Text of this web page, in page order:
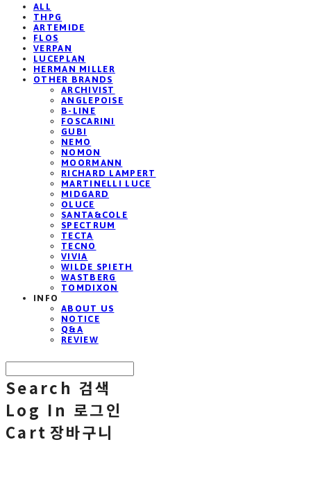
ALL
THPG
ARTEMIDE
FLOS
VERPAN
LUCEPLAN
HERMAN MILLER
OTHER BRANDS
ARCHIVIST
ANGLEPOISE
B-LINE
FOSCARINI
GUBI
NEMO
NOMON
MOORMANN
RICHARD LAMPERT
MARTINELLI LUCE
MIDGARD
OLUCE
SANTA&COLE
SPECTRUM
TECTA
TECNO
VIVIA
WILDE SPIETH
WASTBERG
TOMDIXON
INFO
ABOUT US
NOTICE
Q&A
REVIEW
Search 검색
Log In 로그인
Cart 장바구니